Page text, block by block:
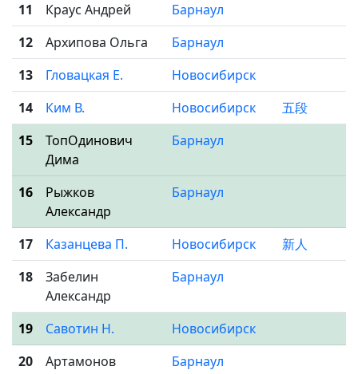
11
Краус Андрей
Барнаул
12
Архипова Ольга
Барнаул
13
Гловацкая Е.
Новосибирск
14
Ким В. Новосибирск
五段
15
ТопОдинович
Дима
Барнаул
16
Рыжков
Александр
Барнаул
17 Казанцева П. Новосибирск
新人
18
Забелин
Александр
Барнаул
19 Савотин Н.
Новосибирск
20
Артамонов
Барнаул